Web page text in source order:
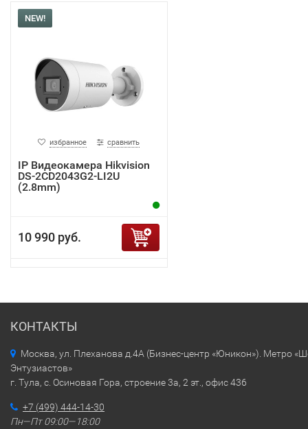
NEW!
избранное сравнить
IP Видеокамера Hikvision
DS-2CD2043G2-LI2U
(2.8mm)
10 990 руб.
КОНТАКТЫ
Москва, ул. Плеханова д.4А (Бизнес-центр «Юникон»). Метро
Энтузиастов»
г. Тула, с. Осиновая Гора, строение 3а, 2 эт., офис 436
+7 (499) 444-14-30
Пн—Пт 09:00—18:00